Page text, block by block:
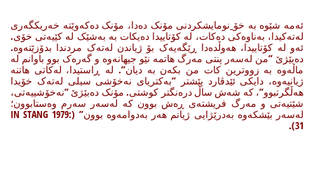
ئەمە شێوە بە خۆ_نومایشکردنی مۆنک دەدا، مۆنک دەکەوێتە خەریکگەری
لەتەکیدا، بەناوەکی دەکات، لە کۆتاییدا دەیکات بە بەشێک لە کێیەتی خۆی.
ئەو لە کۆتاییدا، هەوڵدەدا ڕێگەیەک بۆ ژیاندن لەتەک مردندا بدۆزێتەوە.
دەبێژێ ”من لەسەر پنتی مەرگ هاتمە نێو جیهانەوە و گەرەک بوو باوانم لە
ماڵەوە بە زووترین کات من بکەن بە دیان”. لە ڕاستیدا، لەکاتی هاتنە
ژیانیەوە، دایکی ئێدڤارد پێشتر ”بەکتریای نەخۆشی سیلی لەتەک خۆیدا
هەڵگرتبوو”، کە شەش ساڵ درەنگتر کوشتی. مۆنک دەبێژێ ”نەخۆشییەتی،
شێتیەتی و مەرگ فریشتەی ڕەش بوون کە لەسەر سەرم وەستابوون؛
لەسەر بێشکەوە بەدرێژایی ژیانم هەر بەدوامەوە بوون” (IN STANG 1979:
31).